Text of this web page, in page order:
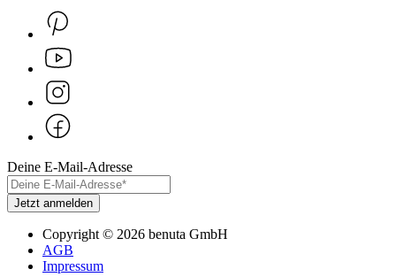
Deine E-Mail-Adresse
Jetzt anmelden
Copyright © 2026 benuta GmbH
AGB
Impressum